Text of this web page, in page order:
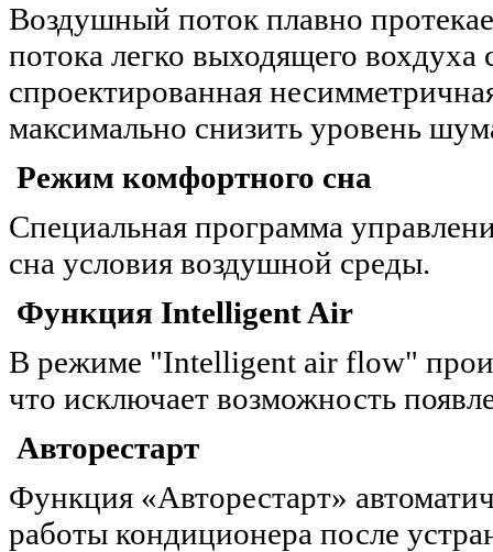
Воздушный поток плавно
потока легко выходящего
спроектированная
максимально снизить уровень
Режим комфортного сна
Специальная программа
сна условия воздушной среды.
Функция Intelligent Air
В режиме "Intelligent air flow"
что исключает возможность
Авторестарт
Функция «Авторестарт»
работы кондиционера после